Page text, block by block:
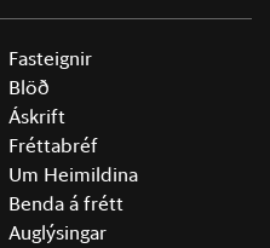
Fasteignir
Blöð
Áskrift
Fréttabréf
Um Heimildina
Benda á frétt
Auglýsingar